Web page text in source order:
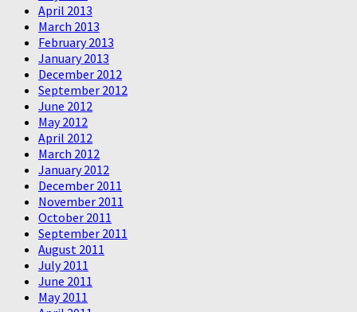
April 2013
March 2013
February 2013
January 2013
December 2012
September 2012
June 2012
May 2012
April 2012
March 2012
January 2012
December 2011
November 2011
October 2011
September 2011
August 2011
July 2011
June 2011
May 2011